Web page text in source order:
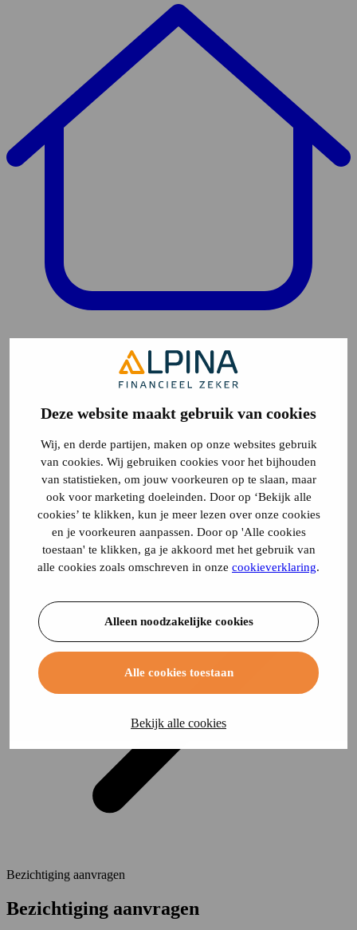
Deze website maakt gebruik van cookies
Wij, en derde partijen, maken op onze websites gebruik
van cookies. Wij gebruiken cookies voor het bijhouden
van statistieken, om jouw voorkeuren op te slaan, maar
ook voor marketing doeleinden. Door op ‘Bekijk alle
cookies’ te klikken, kun je meer lezen over onze cookies
en je voorkeuren aanpassen. Door op 'Alle cookies
toestaan' te klikken, ga je akkoord met het gebruik van
alle cookies zoals omschreven in onze cookieverklaring.
Alleen noodzakelijke cookies
Alle cookies toestaan
Bekijk alle cookies
Bezichtiging aanvragen
Bezichtiging aanvragen